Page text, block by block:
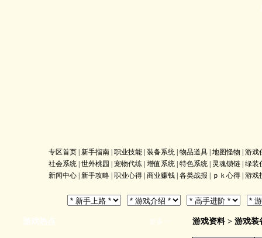
专区首页 |新手指南 |职业技能 |装备系统 |物品道具 |地图怪物 |游戏
社会系统 |世外桃园 |宠物代练 |增值系统 |特色系统 灵魂锁链 |绿装
新闻中心 |新手攻略 |职业心得 |商业赚钱 |各类战报 ｐｋ心得 |游戏
游戏资料> 游戏装